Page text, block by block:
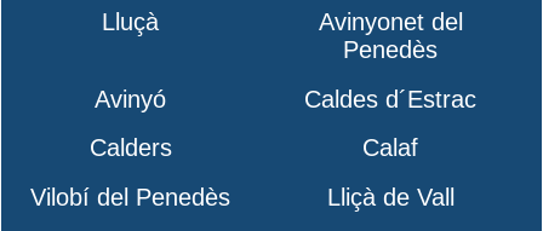
Lluçà
Avinyonet del
Penedès
Avinyó
Caldes d´Estrac
Calders
Calaf
Vilobí del Penedès
Lliçà de Vall